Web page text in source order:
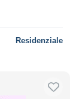
Residenziale